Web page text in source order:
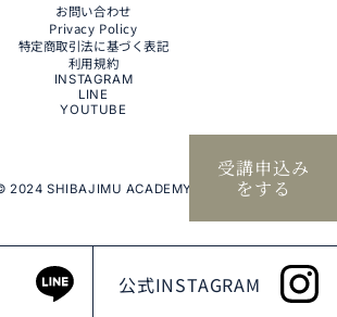
公式INSTAGRAM
受講申込み
をする
お問い合わせ
Privacy Policy
特定商取引法に基づく表記
利用規約
INSTAGRAM
LINE
YOUTUBE
2024 SHIBAJIMU ACADEMY